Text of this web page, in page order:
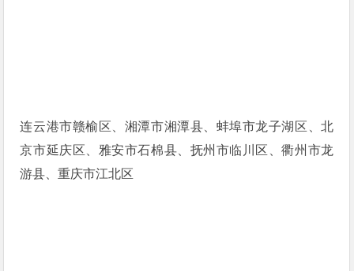
连云港市赣榆区、湘潭市湘潭县、蚌埠市龙子湖区、北
京市延庆区、雅安市石棉县、抚州市临川区、衢州市龙
游县、重庆市江北区